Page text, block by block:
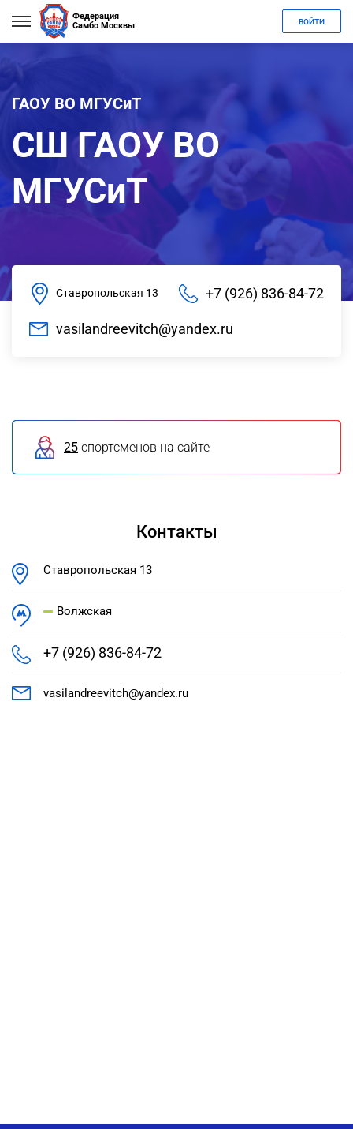
Федерация
Самбо Москвы
ВОЙТИ
ГАОУ ВО МГУСиТ
СШ ГАОУ ВО
МГУСиТ
Ставропольская 13 +7 (926) 836-84-72
vasilandreevitch@yandex.ru
25 спортсменов на сайте
Контакты
Ставропольская 13
Волжская
+7 (926) 836-84-72
vasilandreevitch@yandex.ru